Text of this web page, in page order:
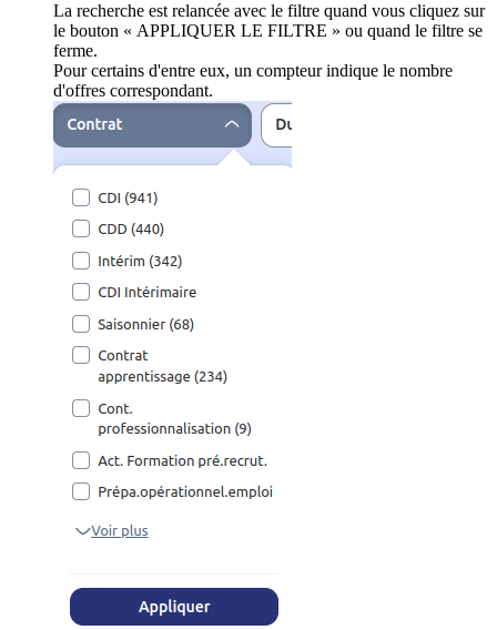
La recherche est relancée avec le filtre quand vous cliquez sur
le bouton « APPLIQUER LE FILTRE » ou quand le filtre se
ferme.
Pour certains d'entre eux, un compteur indique le nombre
d'offres correspondant.